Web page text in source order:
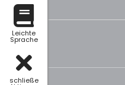
Leichte
Sprache
schließe